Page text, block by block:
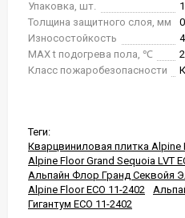
Упаковка, шт.
Толщина защитного слоя, мм
Износостойкость
MAX t подогрева пола, ℃
Класс пожаробезопасности
Теги:
Кварцвиниловая плитка Alpine
Alpine Floor Grand Sequoia LVT
Альпайн Флор Гранд Секвойя
Alpine Floor ECO 11-2402
Гигантум ECO 11-2402